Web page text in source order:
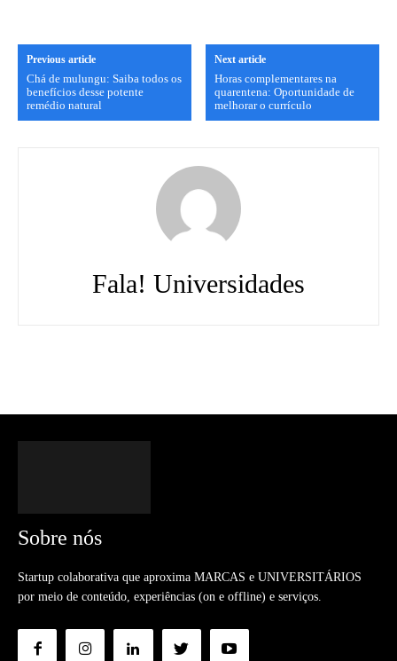
Previous article
Chá de mulungu: Saiba todos os
benefícios desse potente
remédio natural
Next article
Horas complementares na
quarentena: Oportunidade de
melhorar o currículo
Fala! Universidades
Sobre nós
Startup colaborativa que aproxima MARCAS e UNIVERSITÁRIOS
por meio de conteúdo, experiências (on e offline) e serviços.